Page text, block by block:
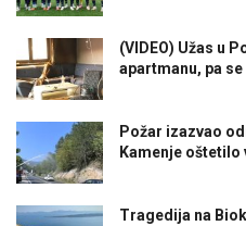
(VIDEO) Užas u
apartmanu, pa
Požar izazvao
Kamenje oštetilo
Tragedija na